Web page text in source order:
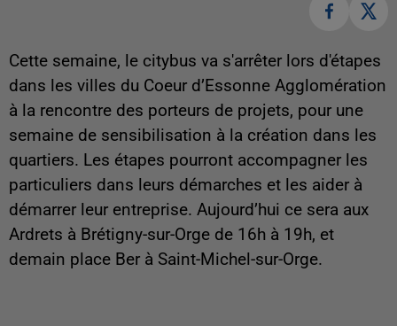
Cette semaine, le citybus va s'arrêter lors d'étapes
dans les villes du Coeur d’Essonne Agglomération
à la rencontre des porteurs de projets, pour une
semaine de sensibilisation à la création dans les
quartiers. Les étapes pourront accompagner les
particuliers dans leurs démarches et les aider à
démarrer leur entreprise. Aujourd’hui ce sera aux
Ardrets à Brétigny-sur-Orge de 16h à 19h, et
demain place Ber à Saint-Michel-sur-Orge.